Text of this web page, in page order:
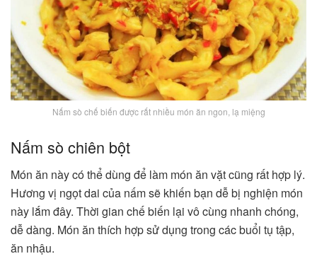
Nấm sò chế biến được rất nhiều món ăn ngon, lạ miệng
Nấm sò chiên bột
Món ăn này có thể dùng để làm món ăn vặt cũng rất hợp lý.
Hương vị ngọt dai của nấm sẽ khiến bạn dễ bị nghiện món
này lắm đây. Thời gian chế biến lại vô cùng nhanh chóng,
dễ dàng. Món ăn thích hợp sử dụng trong các buổi tụ tập,
ăn nhậu.